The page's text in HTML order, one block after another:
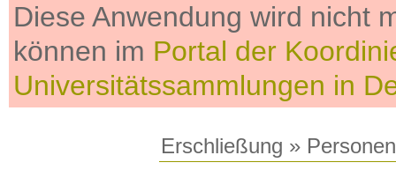
Diese Anwendung wird nicht
können im Portal der
Universitätssammlungen in
Erschließung » Personen